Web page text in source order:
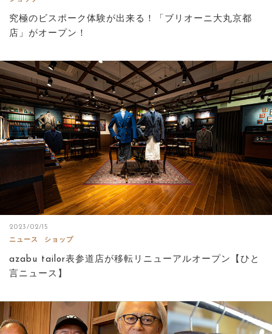
究極のビスポーク体験が出来る！「ブリオーニ大丸京都
店」がオープン！
2023/02/15
ニュース
ショップ
azabu tailor表参道店が移転リニューアルオープン【ひと
言ニュース】